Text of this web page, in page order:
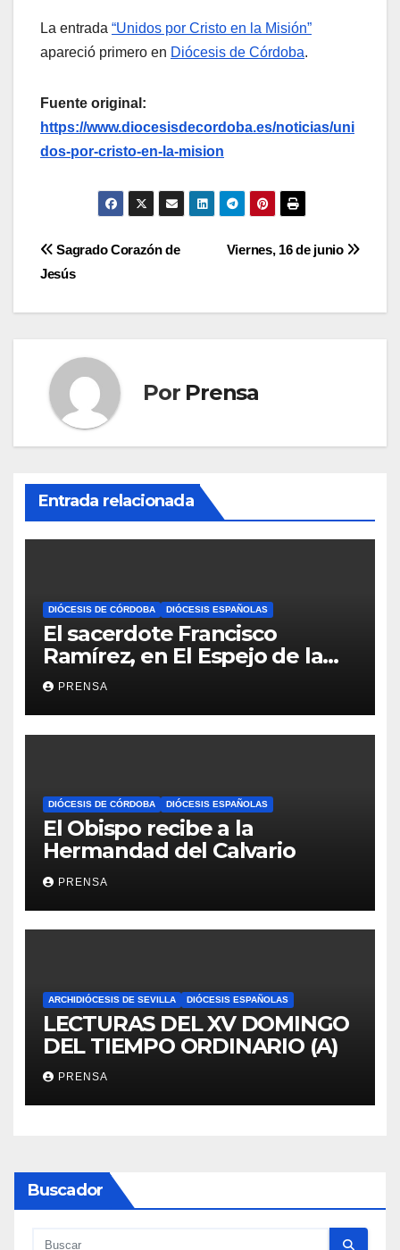
La entrada “Unidos por Cristo en la Misión”
apareció primero en Diócesis de Córdoba.
Fuente original:
https://www.diocesisdecordoba.es/noticias/uni
dos-por-cristo-en-la-mision
Navegación
Viernes, 16 de junio
Sagrado Corazón de
Jesús
Por Prensa
Entrada relacionada
DIÓCESIS DE CÓRDOBA DIÓCESIS ESPAÑOLAS
El sacerdote Francisco
Ramírez, en El Espejo de la
Iglesia
PRENSA
DIÓCESIS DE CÓRDOBA DIÓCESIS ESPAÑOLAS
El Obispo recibe a la
Hermandad del Calvario
PRENSA
ARCHIDIÓCESIS DE SEVILLA DIÓCESIS ESPAÑOLAS
LECTURAS DEL XV DOMINGO
DEL TIEMPO ORDINARIO (A)
PRENSA
Buscador